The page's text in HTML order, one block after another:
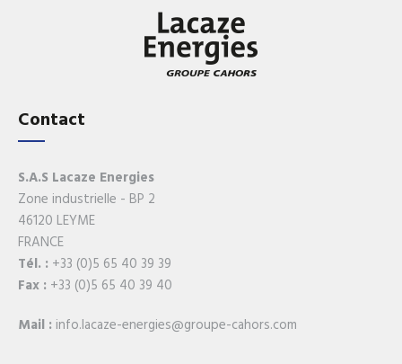
Contact
S.A.S Lacaze Energies
Zone industrielle - BP 2
46120 LEYME
FRANCE
Tél. :+33 (0)5 65 40 39 39
Fax :+33 (0)5 65 40 39 40
Mail : info.lacaze-energies@groupe-cahors.com